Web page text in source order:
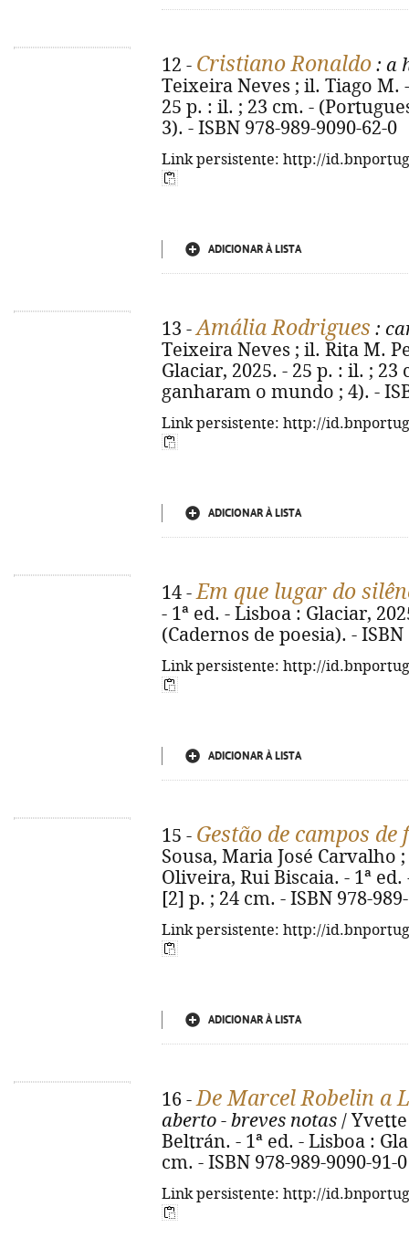
12 - Cristiano Ronaldo : a
Teixeira Neves ; il. Tiago M.
25 p. : il. ; 23 cm. -
3). - ISBN 978-989-9090-62-0
Link persistente: http://
ADICIONAR À LISTA
13 -Amália Rodrigues :
Teixeira Neves ; il. Rita M.
Glaciar, 2025. - 25 p. : il. ;
ganharam o mundo ; 4). -
Link persistente: http://
ADICIONAR À LISTA
14 -Em que lugar do
- 1ª ed. - Lisboa : Glaciar,
(Cadernos de poesia). - ISBN
Link persistente: http://
ADICIONAR À LISTA
15 - Gestão de campos
Sousa, Maria José Carvalho
Oliveira, Rui Biscaia. - 1ª
[2] p. ; 24 cm. - ISBN 978-
Link persistente: http://
ADICIONAR À LISTA
16 -De Marcel Robelin a
aberto - breves notas /
Beltrán. - 1ª ed. - Lisboa :
cm. - ISBN 978-989-9090-91-0
Link persistente: http://